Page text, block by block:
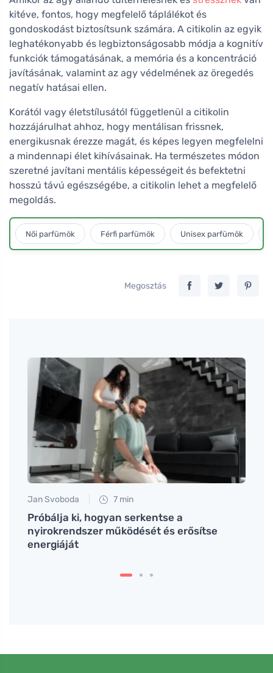
kitéve, fontos, hogy megfelelő táplálékot és
gondoskodást biztosítsunk számára. A citikolin az egyik
leghatékonyabb és legbiztonságosabb módja a kognitív
funkciók támogatásának, a memória és a koncentráció
javításának, valamint az agy védelmének az öregedés
negatív hatásai ellen.
Korától vagy életstílusától függetlenül a citikolin
hozzájárulhat ahhoz, hogy mentálisan frissnek,
energikusnak érezze magát, és képes legyen megfelelni
a mindennapi élet kihívásainak. Ha természetes módon
szeretné javítani mentális képességeit és befektetni
hosszú távú egészségébe, a citikolin lehet a megfelelő
megoldás.
Női parfümök Férfi parfümök Unisex parfümök
Megosztás
Jan Svoboda 7 min
Próbálja ki, hogyan serkentse a
nyirokrendszer működését és erősítse
energiáját